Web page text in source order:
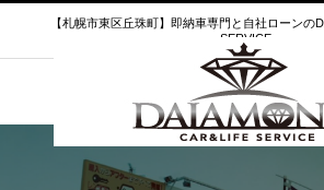
【札幌市東区丘珠町】即納車専門と自社ローンの
SERVICE